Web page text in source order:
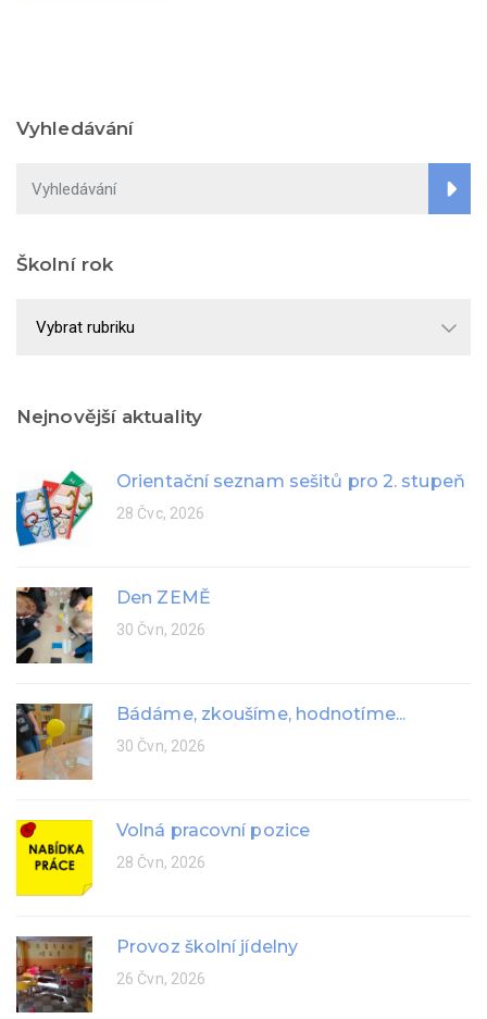
Vyhledávání
Školní rok
rok
Nejnovější aktuality
Orientační seznam sešitů pro 2. stupeň
28 Čvc, 2026
Den ZEMĚ
30 Čvn, 2026
Bádáme, zkoušíme, hodnotíme...
30 Čvn, 2026
Volná pracovní pozice
28 Čvn, 2026
Provoz školní jídelny
26 Čvn, 2026